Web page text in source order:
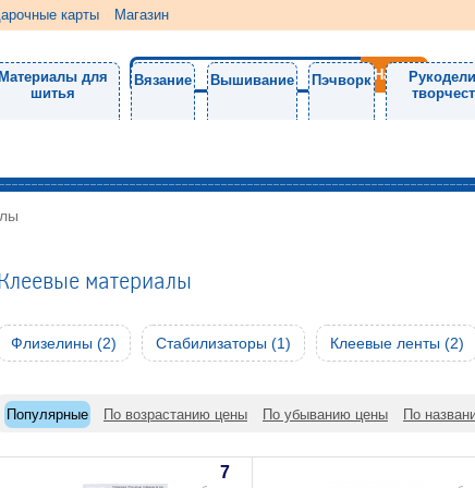
карты Магазин
Материалы для
шитья
Вязание Вышивание Пэчворк
Клеевые материалы
Флизелины (2) Стабилизаторы (1) Клеевые ленты (2)
Популярные По возрастанию цены По убыванию цены По
7